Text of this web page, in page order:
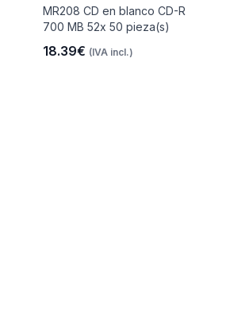
MR208 CD en blanco CD-R
700 MB 52x 50 pieza(s)
18.39€ (IVA incl.)